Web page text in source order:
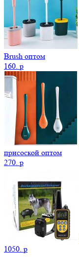
Brush оптом
160. p
присоской оптом
270. p
1050. p